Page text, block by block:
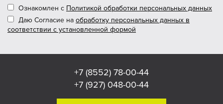
Ознакомлен с Политикой обработки персональных данных
Даю Согласие на обработку персональных данных в
соответствии с установленной формой
+7 (8552) 78-00-44
+7 (927) 048-00-44